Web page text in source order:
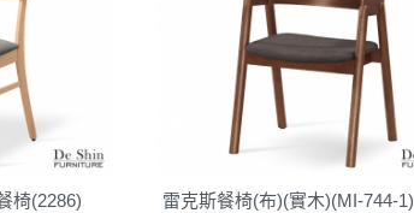
椅(2286) 雷克斯餐椅(布)(實木)(MI-744-1)